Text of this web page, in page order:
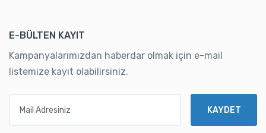
E-BÜLTEN KAYIT
Kampanyalarımızdan haberdar olmak için e-mail
listemize kayıt olabilirsiniz.
KAYDET